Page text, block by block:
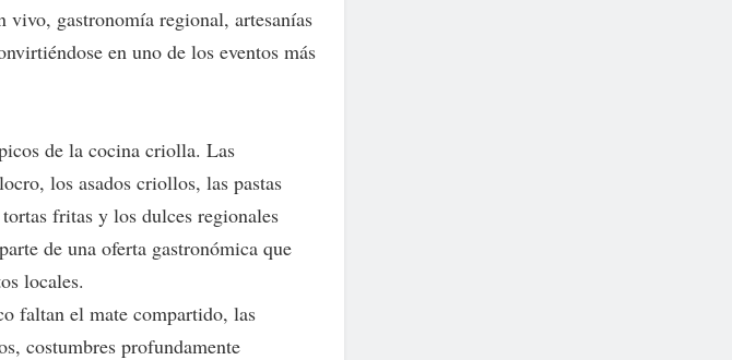
vivo, gastronomía regional, artesanías
en uno de los eventos más
de la cocina criolla. Las
los asados criollos, las pastas
fritas y los dulces regionales
de una oferta gastronómica que
locales.
faltan el mate compartido, las
costumbres profundamente